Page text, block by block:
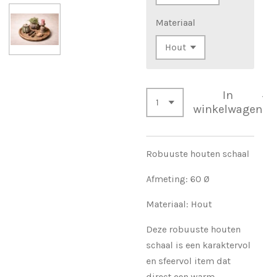
Materiaal
In
winkelwagen
Robuuste houten schaal
Afmeting: 60 Ø
Materiaal: Hout
Deze robuuste houten
schaal is een karaktervol
en sfeervol item dat